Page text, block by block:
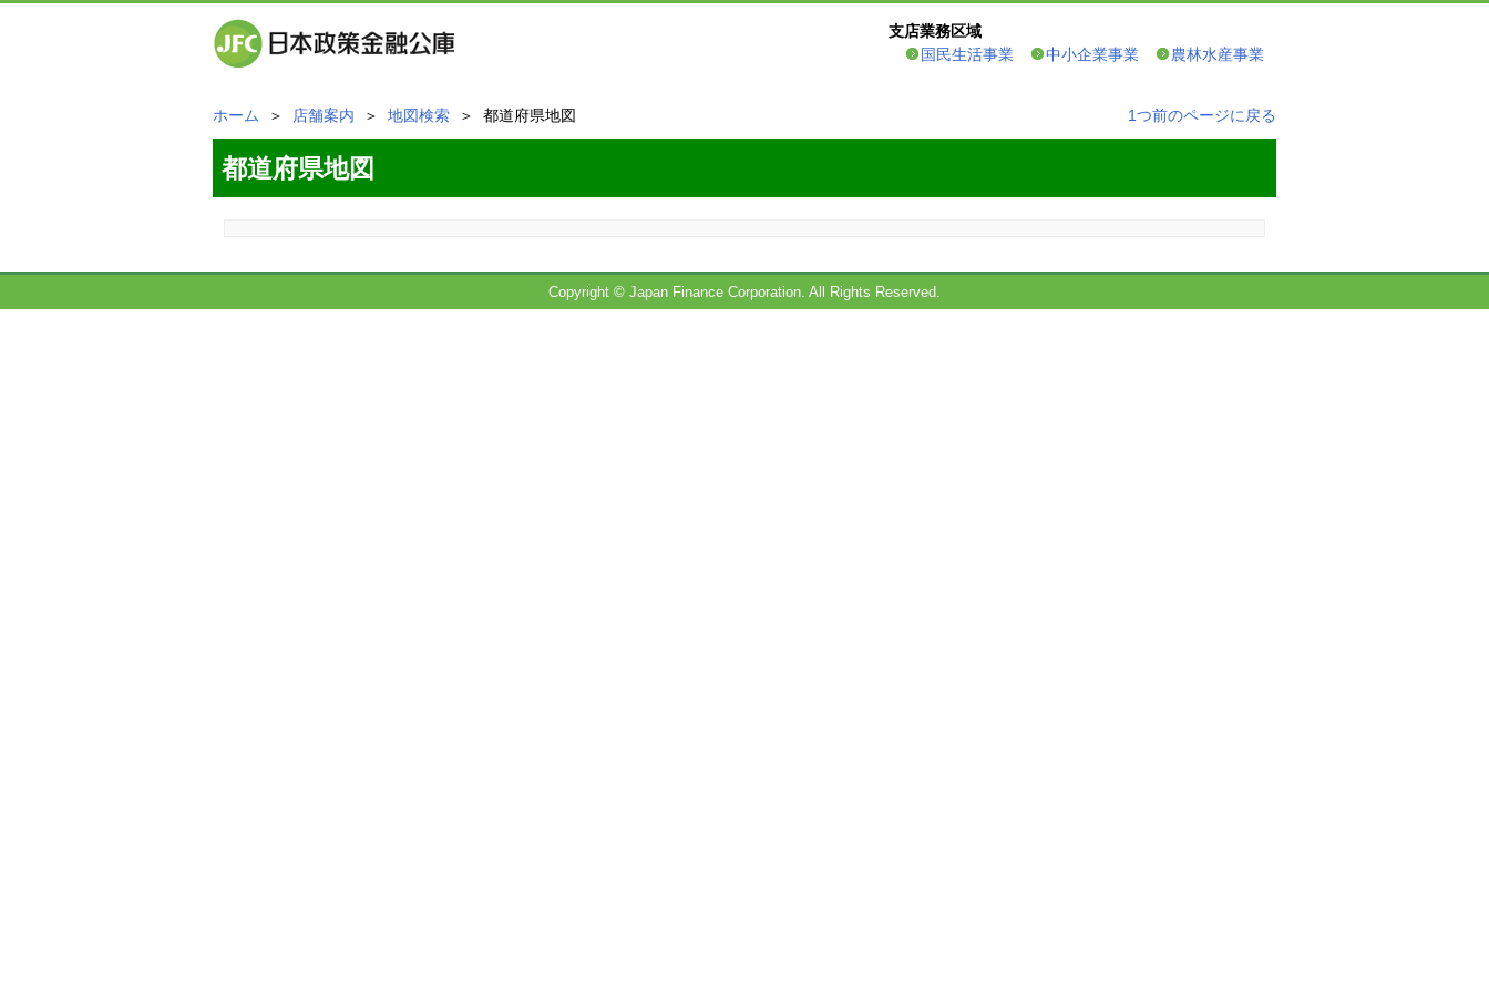
支店業務区域
国民生活事業
中小企業事業 農林水産事業
ホーム ＞ 店舗案内 ＞ 地図検索 ＞ 都道府県地図 1つ前のページに戻る
都道府県地図
Copyright © Japan Finance Corporation. All Rights Reserved.